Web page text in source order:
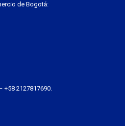
de Bogotá:
+58 2127817690.